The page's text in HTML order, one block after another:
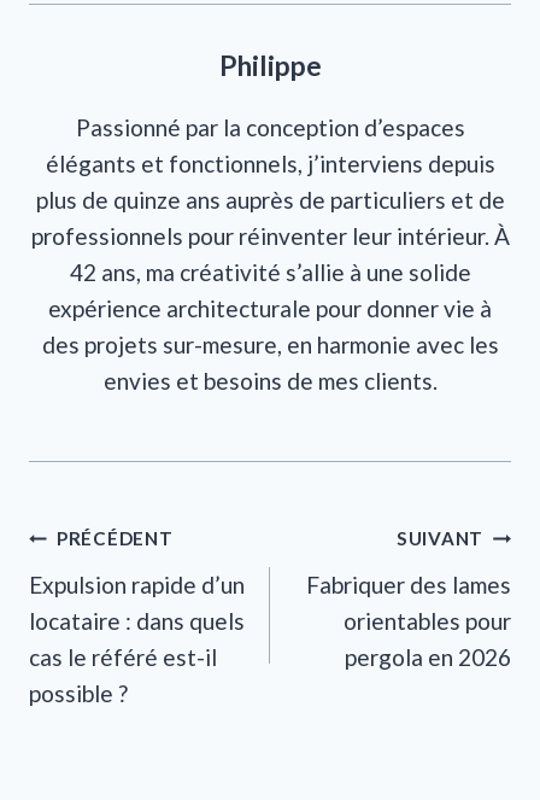
Philippe
Passionné par la conception d’espaces
élégants et fonctionnels, j’interviens depuis
plus de quinze ans auprès de particuliers et de
professionnels pour réinventer leur intérieur. À
42 ans, ma créativité s’allie à une solide
expérience architecturale pour donner vie à
des projets sur-mesure, en harmonie avec les
envies et besoins de mes clients.
Navigation
de
l’article
PRÉCÉDENT
Expulsion rapide d’un
locataire : dans quels
cas le référé est-il
possible ?
SUIVANT
Fabriquer des lames
orientables pour
pergola en 2026